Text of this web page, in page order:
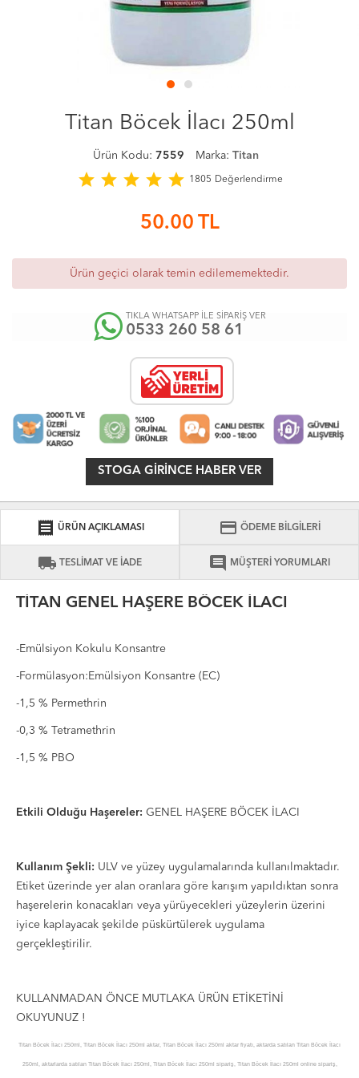
Titan Böcek İlacı 250ml
Ürün Kodu: 7559 Marka: Titan
star star star star star 1805 Değerlendirme
50.00 TL
Ürün geçici olarak temin edilememektedir.
TIKLA WHATSAPP İLE SİPARİŞ VER
0533 260 58 61
STOGA GIRINCE HABER VER
receipt ÜRÜN AÇIKLAMASI credit_card ÖDEME BİLGİLERİ
local_shipping TESLİMAT VE İADE comment MÜŞTERİ YORUMLARI
TİTAN GENEL HAŞERE BÖCEK İLACI
-Emülsiyon Kokulu Konsantre
-Formülasyon:Emülsiyon Konsantre (EC)
-1,5 % Permethrin
-0,3 % Tetramethrin
-1,5 % PBO
Etkili Olduğu Haşereler: GENEL HAŞERE BÖCEK İLACI
Kullanım Şekli: ULV ve yüzey uygulamalarında kullanılmaktadır.
Etiket üzerinde yer alan oranlara göre karışım yapıldıktan sonra
haşerelerin konacakları veya yürüyecekleri yüzeylerin üzerini
iyice kaplayacak şekilde püskürtülerek uygulama
gerçekleştirilir.
KULLANMADAN ÖNCE MUTLAKA ÜRÜN ETİKETİNİ
OKUYUNUZ !
Titan Böcek İlacı 250ml, Titan Böcek İlacı 250ml aktar, Titan Böcek İlacı 250ml aktar fiyatı, aktarda satılan Titan Böcek İlacı
250ml, aktarlarda satılan Titan Böcek İlacı 250ml, Titan Böcek İlacı 250ml sipariş, Titan Böcek İlacı 250ml online sipariş,